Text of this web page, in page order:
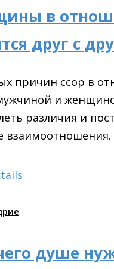
в
друг с
причин ссор в
и
различия и
взаимоотношения.
душе